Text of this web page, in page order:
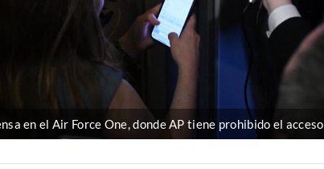
en el Air Force One, donde AP tiene prohibido el acceso